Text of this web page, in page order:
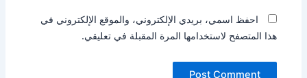
احفظ اسمي، بريدي الإلكتروني، والموقع الإلكتروني في
هذا المتصفح لاستخدامها المرة المقبلة في تعليقي.